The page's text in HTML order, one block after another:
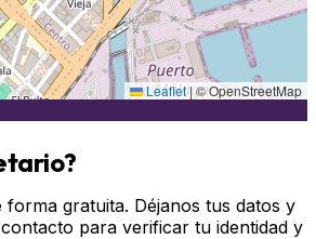
Leaflet|© OpenStreetMap
forma gratuita. Déjanos tus datos y
para verificar tu identidad y